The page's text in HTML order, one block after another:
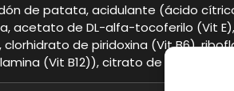
de patata, acidulante (ácido
acetato de DL-alfa-tocoferilo (Vit
de piridoxina (Vit B6),
(Vit B12)), citrato de potasio,